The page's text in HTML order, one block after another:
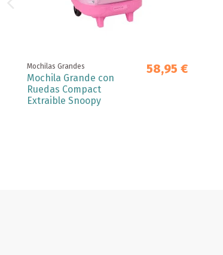
Mochilas Grandes
Mochila Grande con
Ruedas Compact
Extraible Snoopy
58,95 €